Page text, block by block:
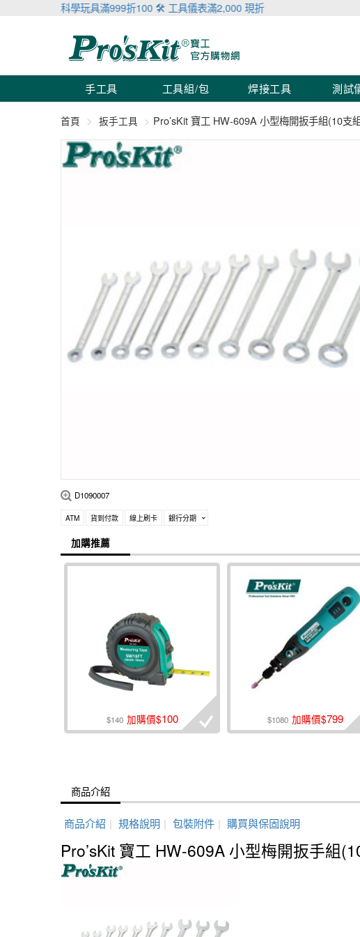
力！🔬 科學玩具滿999折100 🛠 工具儀表滿2,000 現折100！滿額優惠開跑！
手工具 工具組/包 焊接工具 測試
首頁 扳手工具 Pro’sKit 寶工 HW-609A 小型梅開扳手組(10支
D1090007
ATM 貨到付款 線上刷卡 銀行分期
加購推薦
$140 加購價$100 $1080 加購價$799
商品介紹
商品介紹 | 規格說明 | 包裝附件 | 購買與保固說明
Pro’sKit 寶工 HW-609A 小型梅開扳手組